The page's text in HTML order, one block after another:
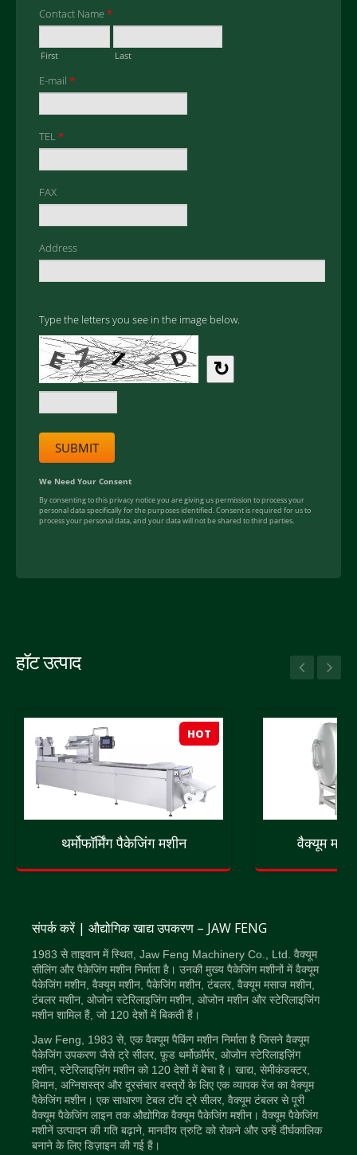
हॉट उत्पाद
HOT
थर्मोफॉर्मिंग पैकेजिंग मशीन वैक्यूम
संपर्क करें | औद्योगिक खाद्य उपकरण – JAW FENG
1983 से ताइवान में स्थित, Jaw Feng Machinery Co., Ltd. वैक्यूम
सीलिंग और पैकेजिंग मशीन निर्माता है। उनकी मुख्य पैकेजिंग मशीनों में वैक्यूम
पैकेजिंग मशीन, वैक्यूम मशीन, पैकेजिंग मशीन, टंबलर, वैक्यूम मसाज मशीन,
टंबलर मशीन, ओजोन स्टेरिलाइजिंग मशीन, ओजोन मशीन और स्टेरिलाइजिंग
मशीन शामिल हैं, जो 120 देशों में बिकती हैं।
Jaw Feng, 1983 से, एक वैक्यूम पैकिंग मशीन निर्माता है जिसने वैक्यूम
पैकेजिंग उपकरण जैसे ट्रे सीलर, फ़ूड थर्मोफ़ॉर्मर, ओजोन स्टेरिलाइज़िंग
मशीन, स्टेरिलाइज़िंग मशीन को 120 देशों में बेचा है। खाद्य, सेमीकंडक्टर,
विमान, अग्निशस्त्र और दूरसंचार वस्त्रों के लिए एक व्यापक रेंज का वैक्यूम
पैकेजिंग मशीन। एक साधारण टेबल टॉप ट्रे सीलर, वैक्यूम टंबलर से पूरी
वैक्यूम पैकेजिंग लाइन तक औद्योगिक वैक्यूम पैकेजिंग मशीन। वैक्यूम पैकेजिंग
मशीनें उत्पादन की गति बढ़ाने, मानवीय त्रुटि को रोकने और उन्हें दीर्घकालिक
बनाने के लिए डिज़ाइन की गई हैं।